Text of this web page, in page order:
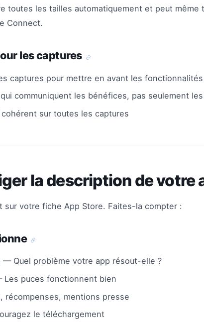
toutes les tailles automatiquement et peut même
Connect.
les captures
captures pour mettre en avant les
communiquent les bénéfices, pas seulement
sur toutes les captures
la description de votre
sur votre fiche App Store. Faites-la compter :
— Quel problème votre app résout-elle ?
puces fonctionnent bien
récompenses, mentions presse
le téléchargement